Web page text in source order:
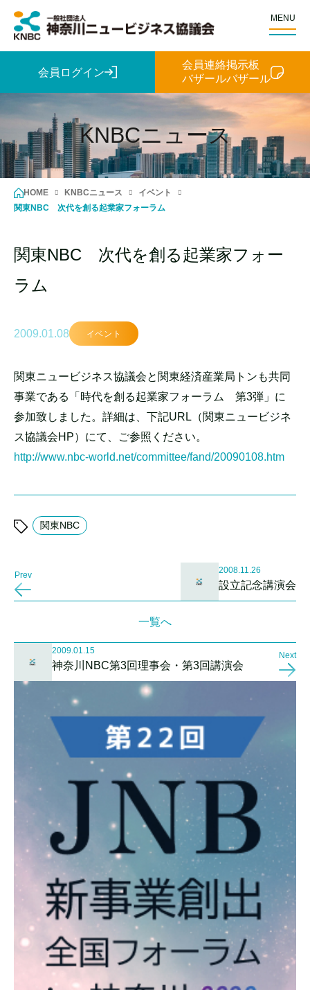
MENU
会員ログイン
会員連絡掲示板
バザールバザール
KNBCニュース
HOME KNBCニュース
イベント
関東NBC 次代を創る起業家フォーラム
関東NBC 次代を創る起業家フォー
ラム
2009.01.08 イベント
関東ニュービジネス協議会と関東経済産業局トンも共同
事業である「時代を創る起業家フォーラム 第3弾」に
参加致しました。詳細は、下記URL（関東ニュービジネ
ス協議会HP）にて、ご参照ください。
http://www.nbc-world.net/committee/fand/20090108.htm
関東NBC
Prev 2008.11.26
設立記念講演会
一覧へ
2009.01.15
神奈川NBC第3回理事会・第3回講演会
Next